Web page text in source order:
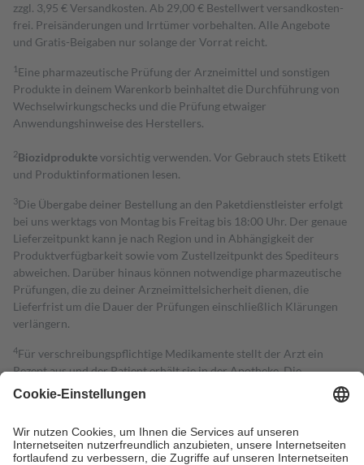
zzgl. 3,95 € Versandkosten. Ab 29,00 € Bestell­wert versand­kosten­
frei. Preisänderungen und Irrtümer vorbehalten. Alle Angebote
und Gratis-Beigaben nur solange der Vorrat reicht.
1 Eine pharmazeutische Prüfung der Arzneimittel und sonstigen
Produkte in deinem Warenkorb beinhaltet die Durchführung von
Wechselwirkungschecks und die Prüfung etwaiger
Anwendungshinweise des Herstellers.
2Biozidproduktevorsichtig verwenden. Vor Gebrauch stets Etikett
und Produktinformationen lesen.
3Die Übergabe deiner Bestellung an den Paketdienstleister erfolgt
bei uns werktags von Montag bis Freitag bis 18:00 Uhr. Der genaue
Lieferzeitpunkt kann je nach Region und in Abhängigkeit der
Produktverfügbarkeit sowie vom Zustellzeitpunkt des Spediteurs
abweichen. Darüber hinaus können notwendige pharmazeutische
Prüfungen, die zu deiner Arzneimittelsicherheit dienen, die
Lieferfrist um die Dauer der Prüfungen einschließlich Klärungen
verlängern.
4Für verschreibungspflichtige Medikamente stellt der Arzt ein
Rezept aus und der Patient erhält sie in der Apotheke. Die
gesetzliche Krankenversicherung übernimmt in der Regel die
Kosten dafür, der Versicherte trägt einen Teil davon als Zuzahlung
Grundsätzlich leisten Mitglieder Zuzahlungen in Höhe von zehn
Prozent des Abgabepreises,mindestens jedochfünf Euround